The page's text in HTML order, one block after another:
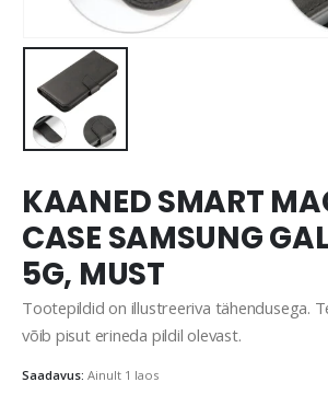
KAANED SMART
CASE SAMSUNG
5G, MUST
Tootepildid on illustreeriva tähendusega.
võib pisut erineda pildil olevast.
Saadavus: Ainult 1 laos